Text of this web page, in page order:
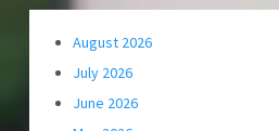
August 2026
July 2026
June 2026